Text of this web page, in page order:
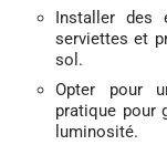
Installer des
serviettes et
sol.
Opter pour
pratique pour
luminosité.